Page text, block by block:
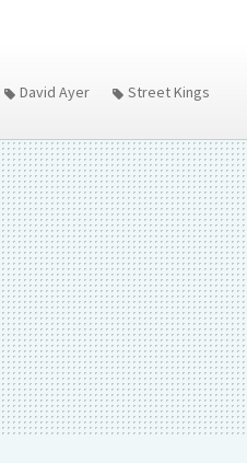
David Ayer Street Kings